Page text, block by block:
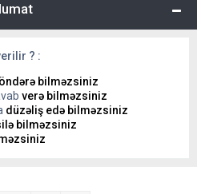
? :
bilməzsiniz
verə bilməzsiniz
düzəliş edə bilməzsiniz
bilməzsiniz